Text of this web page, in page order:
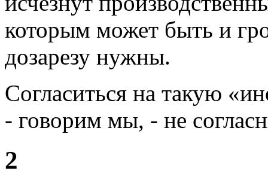
которым может быть и
дозарезу нужны.
Согласиться на такую
- говорим мы, - не
2